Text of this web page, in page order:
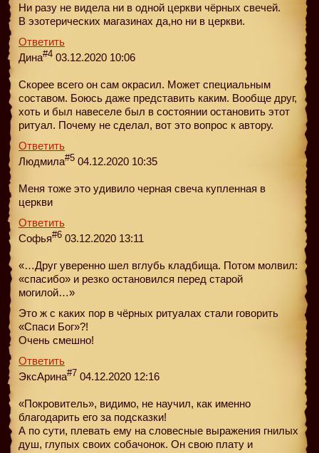
Ни разу не видела ни в одной церкви чёрных свечей.
В эзотерических магазинах да,но ни в церкви.
Ответить
Дина#4 03.12.2020 10:06
Скорее всего он сам окрасил. Может специальным
составом. Боюсь даже представить каким. Вообще друг,
хоть и был навеселе был в состоянии остановить этот
ритуал. Почему не сделал, вот это вопрос к автору.
Ответить
Людмила#5 04.12.2020 10:35
Меня тоже это удивило черная свеча купленная в
церкви
Ответить
Софья#6 03.12.2020 13:11
«…Друг уверенно шел вглубь кладбища. Потом молвил:
«спасибо» и резко остановился перед старой
могилой…»
Это ж с каких пор в чёрных ритуалах стали говорить
«Спаси Бог»?!
Очень смешно!
Ответить
ЭксАрина#7 04.12.2020 12:16
«Покровитель», видимо, не научил, как именно
благодарить его за подсказки!
А по сути, плевать ему на словесные выражения гнилых
душ, глупых своих собачонок. Он свою плату и